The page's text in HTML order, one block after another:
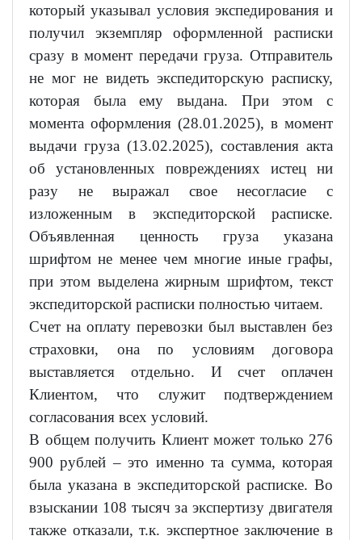
который указывал условия экспедирования и
получил экземпляр оформленной расписки
сразу в момент передачи груза. Отправитель
не мог не видеть экспедиторскую расписку,
которая была ему выдана. При этом с
момента оформления (28.01.2025), в момент
выдачи груза (13.02.2025), составления акта
об установленных повреждениях истец ни
разу не выражал свое несогласие с
изложенным в экспедиторской расписке.
Объявленная ценность груза указана
шрифтом не менее чем многие иные графы,
при этом выделена жирным шрифтом, текст
экспедиторской расписки полностью читаем.
Счет на оплату перевозки был выставлен без
страховки, она по условиям договора
выставляется отдельно. И счет оплачен
Клиентом, что служит подтверждением
согласования всех условий.
В общем получить Клиент может только 276
900 рублей – это именно та сумма, которая
была указана в экспедиторской расписке. Во
взыскании 108 тысяч за экспертизу двигателя
также отказали, т.к. экспертное заключение в